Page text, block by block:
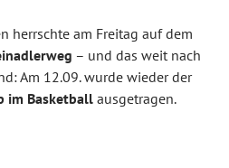
herrschte am Freitag auf dem
– und das weit nach
Am 12.09. wurde wieder der
im Basketball ausgetragen.